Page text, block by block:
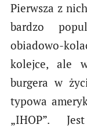
Pierwsza z
bardzo
obiadowo-
kolejce, ale
burgera w
typowa
„IHOP”.